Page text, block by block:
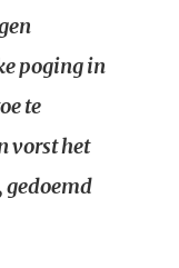
poging in
te
vorst het